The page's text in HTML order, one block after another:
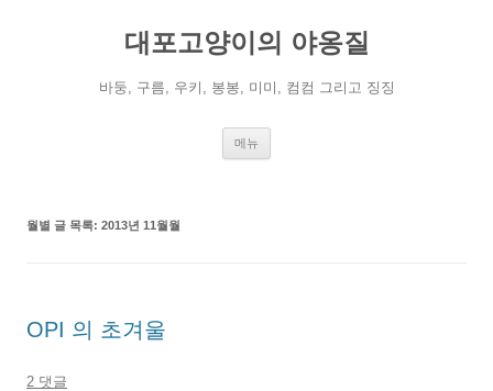
대포고양이의 야옹질
바둥, 구름, 우키, 봉봉, 미미, 컴컴 그리고 징징
메뉴
월별 글 목록: 2013년 11월월
OPI 의 초겨울
2 댓글